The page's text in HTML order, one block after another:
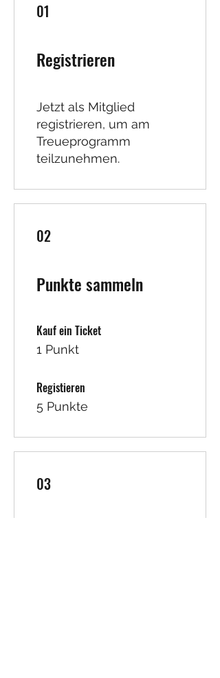
01
Registrieren
Jetzt als Mitglied
registrieren, um am
Treueprogramm
teilzunehmen.
02
Punkte sammeln
Kauf ein Ticket
1 Punkt
Registieren
5 Punkte
03